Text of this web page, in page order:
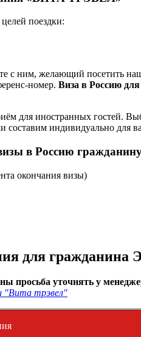
поездки:
с ним, желающий посетить
номер. Виза в Россию
для иностранных гостей.
составим индивидуально для
в Россию
окончания визы)
для гражданина
просьба уточнять у
"Вита трэвел"